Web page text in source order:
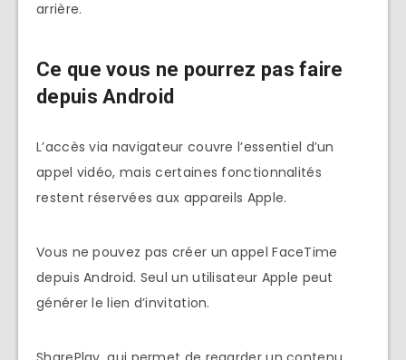
arrière.
Ce que vous ne pourrez pas faire
depuis Android
L’accès via navigateur couvre l’essentiel d’un
appel vidéo, mais certaines fonctionnalités
restent réservées aux appareils Apple.
Vous ne pouvez pas créer un appel FaceTime
depuis Android. Seul un utilisateur Apple peut
générer le lien d’invitation.